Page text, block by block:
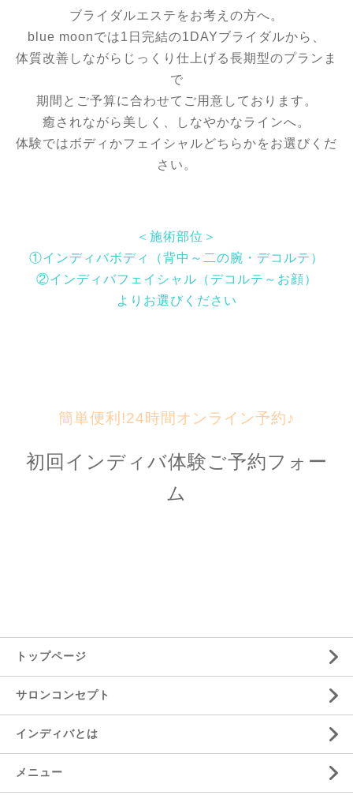
ブライダルエステをお考えの方へ。
blue moonでは1日完結の1DAYブライダルから、
体質改善しながらじっくり仕上げる長期型のプランま
で
期間とご予算に合わせてご用意しております 。
癒されながら美しく、しなやかなラインへ。
体験ではボディかフェイシャルどちらかをお選びくだ
さい。
＜施術部位＞
①インディバボディ（背中～二の腕・デコルテ）
②インディバフェイシャル（デコルテ～お顔）
よりお選びください
簡単便利!24時間オンライン予約♪
初回インディバ体験ご予約フォー
ム
トップページ
サロンコンセプト
インディバとは
メニュー